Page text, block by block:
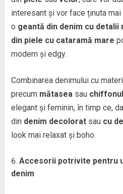
interesant și vor face ținuta
o geantă din denim cu detalii
din piele cu cataramă mare
modern și edgy.
Combinarea denimului cu
precum mătaseasau chiffonul
elegant și feminin, în timp ce,
din denim decoloratsau cu
look mai relaxat și boho.
Accesorii potrivite pentru
denim